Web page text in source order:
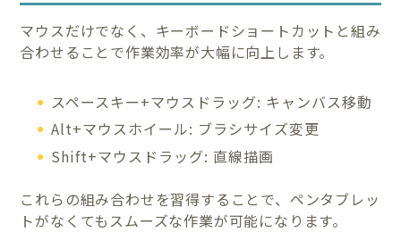
マウスだけでなく、キーボードショートカットと組み
合わせることで作業効率が大幅に向上します。
スペースキー+マウスドラッグ: キャンバス移動
Alt+マウスホイール: ブラシサイズ変更
Shift+マウスドラッグ: 直線描画
これらの組み合わせを習得することで、ペンタブレッ
トがなくてもスムーズな作業が可能になります。